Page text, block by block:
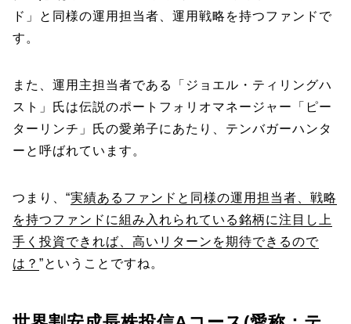
ド」と同様の運用担当者、運用戦略を持つファンドで
す。
また、運用主担当者である「ジョエル・ティリングハ
スト」氏は伝説のポートフォリオマネージャー「ピー
ターリンチ」氏の愛弟子にあたり、テンバガーハンタ
ーと呼ばれています。
つまり、“実績あるファンドと同様の運用担当者、戦略
を持つファンドに組み入れられている銘柄に注目し上
手く投資できれば、高いリターンを期待できるので
は？ ”ということですね。